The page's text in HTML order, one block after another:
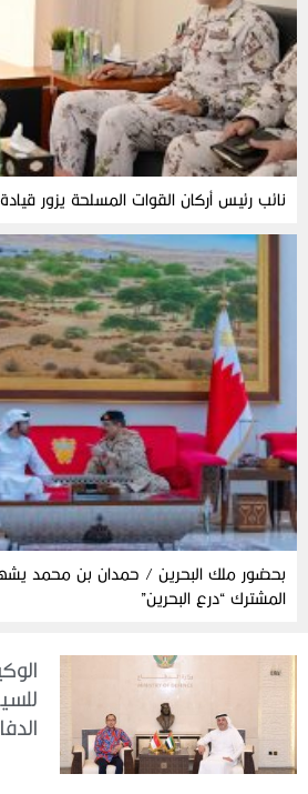
نائب رئيس أركان القوات المسلحة يزور
بحضور ملك البحرين / حمدان بن محمد
المشترك “درع البحرين”